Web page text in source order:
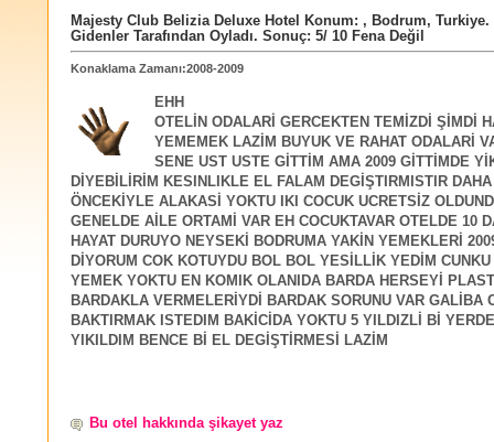
Majesty Club Belizia Deluxe Hotel Konum: , Bodrum, Turkiye.
Gidenler Tarafından Oyladı. Sonuç: 5/ 10 Fena Değil
Konaklama Zamanı:2008-2009
EHH
OTELİN ODALARİ GERCEKTEN TEMİZDİ ŞİMDİ
YEMEMEK LAZİM BUYUK VE RAHAT ODALARİ
SENE UST USTE GİTTİM AMA 2009 GİTTİMDE
DİYEBİLİRİM KESINLIKLE EL FALAM DEGİŞTIRMISTIR DAHA
ÖNCEKİYLE ALAKASİ YOKTU IKI COCUK UCRETSİZ
GENELDE AİLE ORTAMİ VAR EH COCUKTAVAR OTELDE 10
HAYAT DURUYO NEYSEKİ BODRUMA YAKİN YEMEKLERİ
DİYORUM COK KOTUYDU BOL BOL YESİLLİK YEDİM
YEMEK YOKTU EN KOMIK OLANIDA BARDA HERSEYİ
BARDAKLA VERMELERİYDİ BARDAK SORUNU VAR GALİBA
BAKTIRMAK ISTEDIM BAKİCİDA YOKTU 5 YILDIZLİ Bİ
YIKILDIM BENCE Bİ EL DEGİŞTİRMESİ LAZİM
Bu otel hakkında şikayet yaz